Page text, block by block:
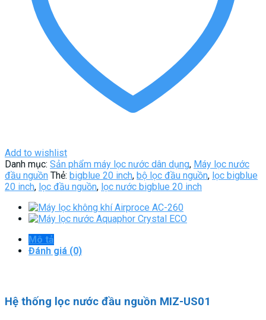
Add to wishlist
Danh mục: Sản phẩm máy lọc nước dân dụng, Máy lọc nước
đầu nguồn Thẻ: bigblue 20 inch, bộ lọc đầu nguồn, lọc bigblue
20 inch, lọc đầu nguồn, lọc nước bigblue 20 inch
Mô tả
Đánh giá (0)
Hệ thống lọc nước đầu nguồn MIZ-US01